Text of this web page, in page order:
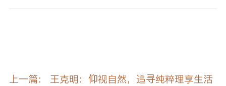
上一篇： 王克明：仰视自然，追寻纯粹理享生活